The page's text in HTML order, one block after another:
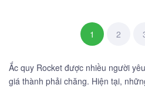
1 2
Ắc quy Rocket được nhiều người
giá thành phải chăng. Hiện tại,